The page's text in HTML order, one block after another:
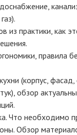
из практики, как
правила
(корпус, фасад,
обзор
Что необходимо
Обзор